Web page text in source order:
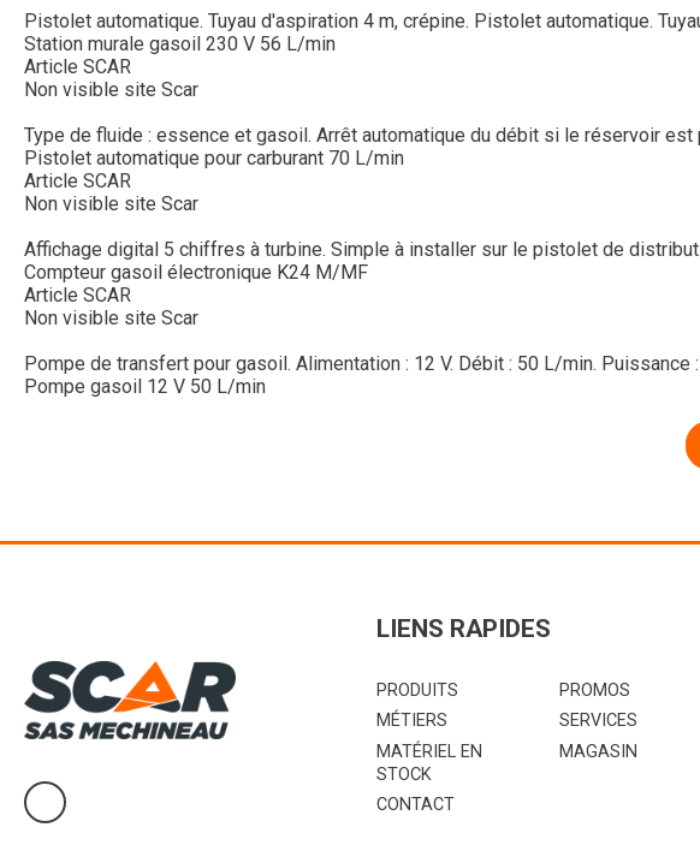
Pistolet automatique. Tuyau d'aspiration 4 m, crépine. Pistolet automatique.
Station murale gasoil 230 V 56 L/min
Article SCAR
Non visible site Scar
Type de fluide : essence et gasoil. Arrêt automatique du débit si le réservoir est
Pistolet automatique pour carburant 70 L/min
Article SCAR
Non visible site Scar
Affichage digital 5 chiffres à turbine. Simple à installer sur le pistolet de
Compteur gasoil électronique K24 M/MF
Article SCAR
Non visible site Scar
Pompe de transfert pour gasoil. Alimentation : 12 V. Débit : 50 L/min. Puissance :
Pompe gasoil 12 V 50 L/min
LIENS RAPIDES
PRODUITS
PROMOS
MÉTIERS
SERVICES
MATÉRIEL EN
STOCK
MAGASIN
CONTACT